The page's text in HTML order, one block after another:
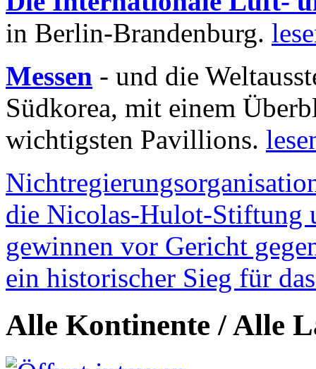
in Berlin-Brandenburg.
Messen - und die
Südkorea, mit einem
wichtigsten Pavillions.
die Nicolas-Hulot-Stiftung
gewinnen vor Gericht
ein historischer Sieg für
Alle Kontinente / Alle